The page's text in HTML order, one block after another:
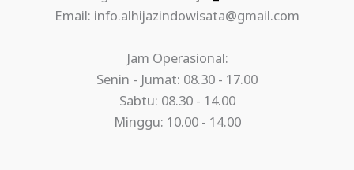
Email: info.alhijazindowisata@gmail.com
Jam Operasional:
Senin - Jumat: 08.30 - 17.00
Sabtu: 08.30 - 14.00
Minggu: 10.00 - 14.00